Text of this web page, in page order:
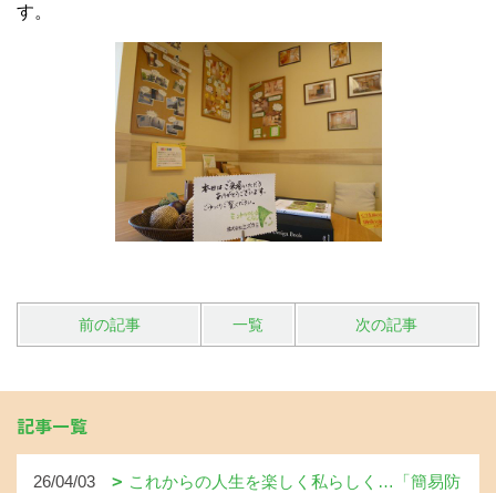
す。
前の記事 一覧 次の記事
記事一覧
26/04/03
これからの人生を楽しく私らしく…「簡易防